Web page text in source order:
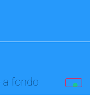
a fondo